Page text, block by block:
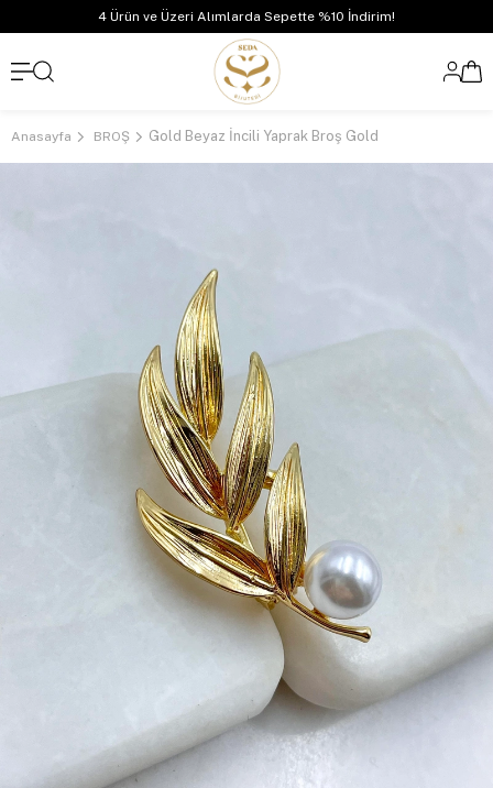
4 Ürün ve Üzeri Alımlarda Sepette %10 İndirim!
Anasayfa BROŞ Gold Beyaz İncili Yaprak Broş Gold